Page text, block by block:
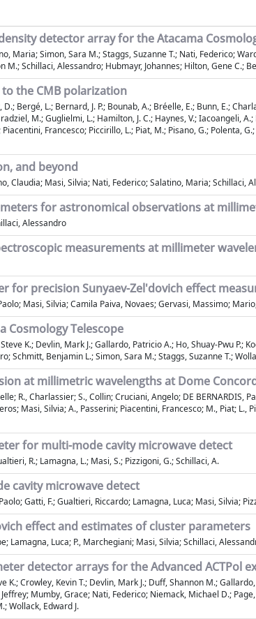
detector array for the Atacama
Maria; Simon, Sara M.; Staggs, Suzanne T.; Nati, Federico;
Schillaci, Alessandro; Hubmayr, Johannes; Hilton, Gene C.;
the CMB polarization
Bergé, L.; Bernard, J. P.; Bounab, A.; Bréelle, E.; Bunn, E.;
M.; Guglielmi, L.; Hamilton, J. C.; Haynes, V.; Iacoangeli,
Francesco; Piccirillo, L.; Piat, M.; Pisano, G.; Polenta,
and beyond
Claudia; Masi, Silvia; Nati, Federico; Salatino, Maria; Schillaci,
for astronomical observations at
Alessandro
measurements at millimeter
precision Sunyaev-Zel'dovich effect
Masi, Silvia; Camila Paiva, Novaes; Gervasi, Massimo;
Cosmology Telescope
K.; Devlin, Mark J.; Gallardo, Patricio A.; Ho, Shuay-Pwu P.;
Schmitt, Benjamin L.; Simon, Sara M.; Staggs, Suzanne T.;
at millimetric wavelengths at Dome
R., Charlassier; S., Collin; Cruciani, Angelo; DE
Masi, Silvia; A., Passerini; Piacentini, Francesco; M., Piat;
for multi-mode cavity microwave detect
R.; Lamagna, L.; Masi, S.; Pizzigoni, G.; Schillaci, A.
cavity microwave detect
Gatti, F.; Gualtieri, Riccardo; Lamagna, Luca; Masi, Silvia;
effect and estimates of cluster parameters
Lamagna, Luca; P., Marchegiani; Masi, Silvia; Schillaci,
detector arrays for the Advanced ACTPol
K.; Crowley, Kevin T.; Devlin, Mark J.; Duff, Shannon M.;
Mumby, Grace; Nati, Federico; Niemack, Michael D.;
Wollack, Edward J.